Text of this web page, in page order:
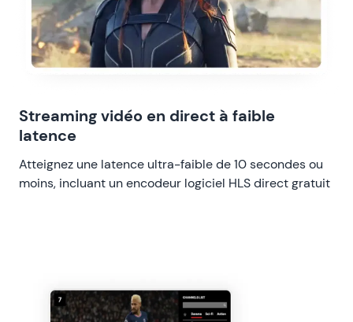
Streaming vidéo en direct à faible
latence
Atteignez une latence ultra-faible de 10 secondes ou
moins, incluant un encodeur logiciel HLS direct gratuit